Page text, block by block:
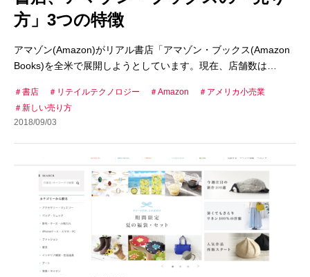
方」3つの特徴
アマゾン(Amazon)がリアル書店「アマゾン・ブックス(Amazon
Books)を全米で展開しようとしています。現在、店舗数は…
書店 リテイルテクノロジー Amazon
アメリカ小売業
新しい売り方
2018/09/03